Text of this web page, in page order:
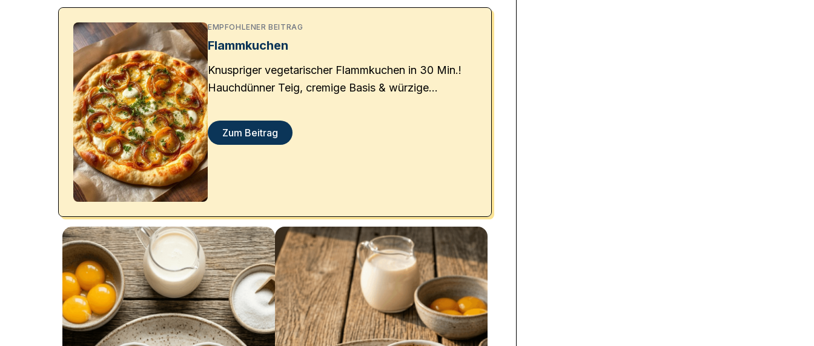
EMPFOHLENER BEITRAG
Flammkuchen
Knuspriger vegetarischer Flammkuchen in 30 Min.!
Hauchdünner Teig, cremige Basis & würzige
Flammkuchen-Fans!
Zum Beitrag